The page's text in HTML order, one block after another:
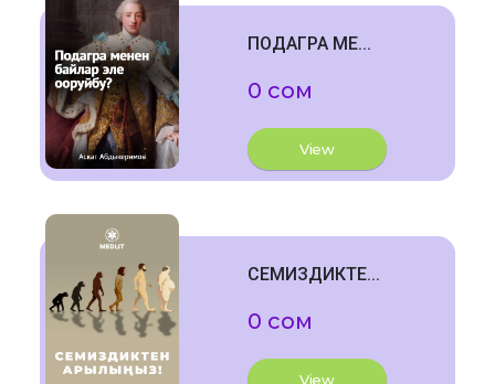
ПОДАГРА МЕ...
0 сом
View
СЕМИЗДИКТЕ...
0 сом
View